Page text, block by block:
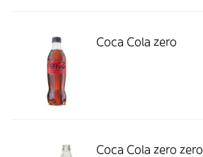
Coca Cola zero
Coca Cola zero zero